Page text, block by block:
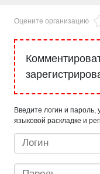
Оцените организацию
Введите логин и пароль,
языковой раскладке и